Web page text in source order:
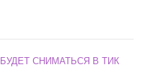
СНИМАТЬСЯ В ТИК